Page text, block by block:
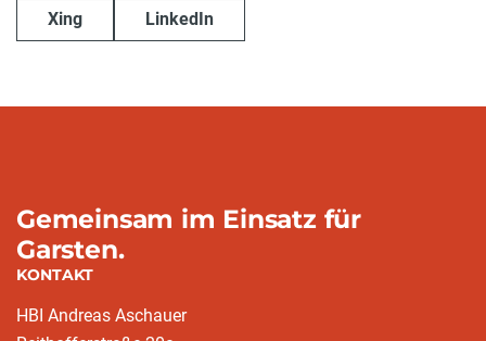
Xing LinkedIn
Gemeinsam im Einsatz für
Garsten.
KONTAKT
HBI Andreas Aschauer